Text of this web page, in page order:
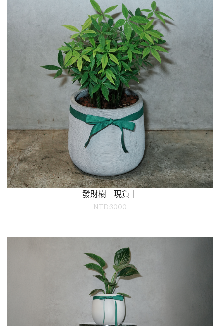
發財樹｜現貨｜
NTD:3000